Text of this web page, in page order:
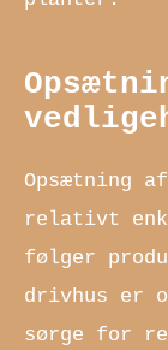
Opsætning
relativt
følger
drivhus er
sørge for